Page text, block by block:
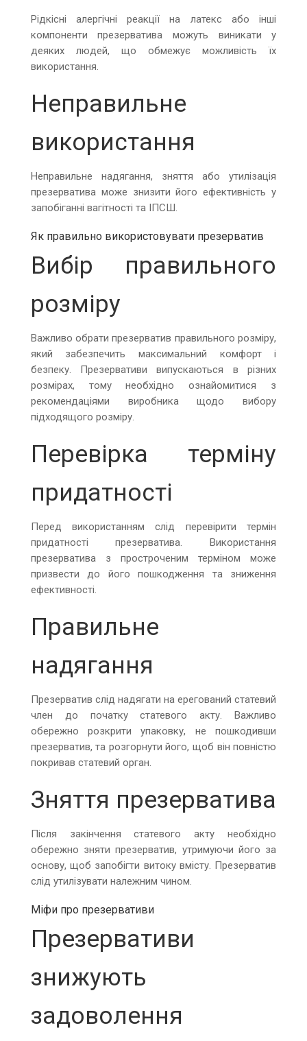
Рідкісні алергічні реакції на латекс або інші
компоненти презерватива можуть виникати у
деяких людей, що обмежує можливість їх
використання.
Неправильне
використання
Неправильне надягання, зняття або утилізація
презерватива може знизити його ефективність у
запобіганні вагітності та ІПСШ.
Як правильно використовувати презерватив
Вибір правильного
розміру
Важливо обрати презерватив правильного розміру,
який забезпечить максимальний комфорт і
безпеку. Презервативи випускаються в різних
розмірах, тому необхідно ознайомитися з
рекомендаціями виробника щодо вибору
підходящого розміру.
Перевірка терміну
придатності
Перед використанням слід перевірити термін
придатності презерватива. Використання
презерватива з простроченим терміном може
призвести до його пошкодження та зниження
ефективності.
Правильне
надягання
Презерватив слід надягати на ерегований статевий
член до початку статевого акту. Важливо
обережно розкрити упаковку, не пошкодивши
презерватив, та розгорнути його, щоб він повністю
покривав статевий орган.
Зняття презерватива
Після закінчення статевого акту необхідно
обережно зняти презерватив, утримуючи його за
основу, щоб запобігти витоку вмісту. Презерватив
слід утилізувати належним чином.
Міфи про презервативи
Презервативи
знижують
задоволення